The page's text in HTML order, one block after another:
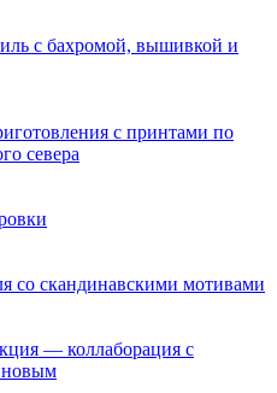
с бахромой, вышивкой и
с принтами по
севера
со скандинавскими мотивами
— коллаборация с